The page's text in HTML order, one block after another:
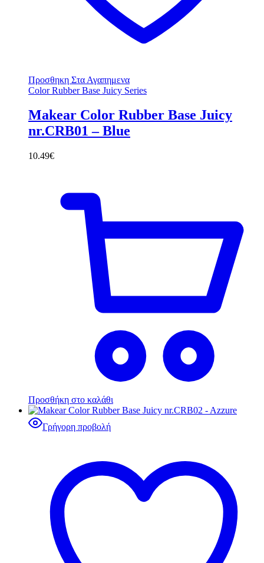
Προσθηκη Στα Αγαπημενα
Color Rubber Base Juicy Series
Makear Color Rubber Base Juicy
nr.CRB01 – Blue
10.49€
Προσθήκη στο καλάθι
Γρήγορη προβολή